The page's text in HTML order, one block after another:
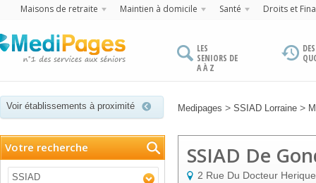
Maisons de retraite Maintien à domicile Santé Droits et
LES
SENIORS DE
A À Z
Voir établissements à proximité Medipages > SSIAD Lorraine >
Votre recherche
SSIAD
SSIAD De
2 Rue Du Docteur Herique